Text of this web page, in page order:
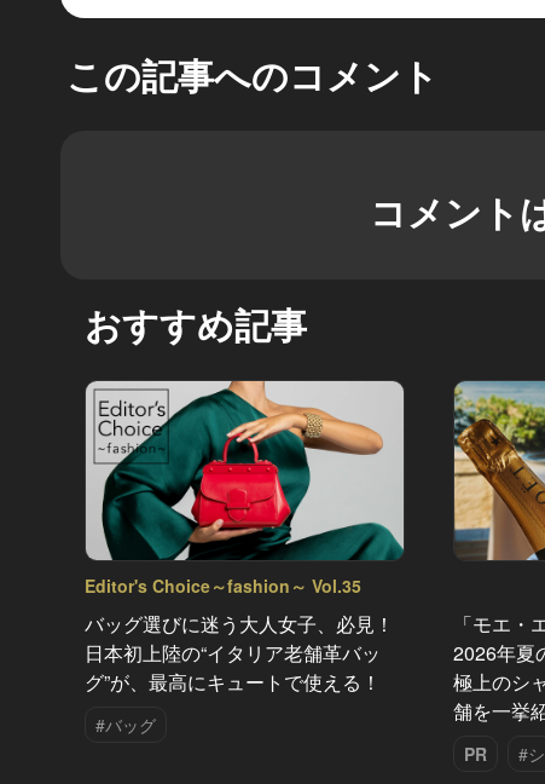
この記事へのコメント
コメント
おすすめ記事
Editor's Choice～fashion～ Vol.35
バッグ選びに迷う大人女子、必見！
日本初上陸の“イタリア老舗革バッ
グ”が、最高にキュートで使える！
#バッグ
「モエ・
2026年夏
極上のシ
舗を一挙
PR #